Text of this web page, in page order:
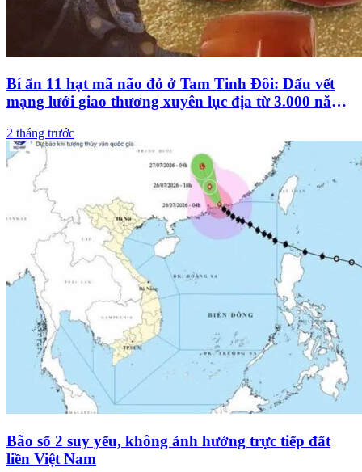
Bí ẩn 11 hạt mã não đỏ ở Tam Tinh Đôi: Dấu vết
mạng lưới giao thương xuyên lục địa từ 3.000 năm
2 tháng trước
Bão số 2 suy yếu, không ảnh hưởng trực tiếp đất
liền Việt Nam